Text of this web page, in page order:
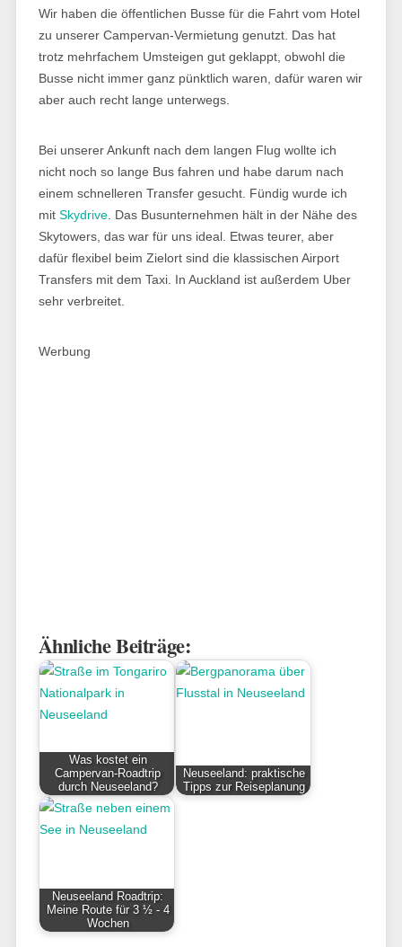
Wir haben die öffentlichen Busse für die Fahrt vom Hotel
zu unserer Campervan-Vermietung genutzt. Das hat
trotz mehrfachem Umsteigen gut geklappt, obwohl die
Busse nicht immer ganz pünktlich waren, dafür waren wir
aber auch recht lange unterwegs.
Bei unserer Ankunft nach dem langen Flug wollte ich
nicht noch so lange Bus fahren und habe darum nach
einem schnelleren Transfer gesucht. Fündig wurde ich
mit Skydrive. Das Busunternehmen hält in der Nähe des
Skytowers, das war für uns ideal. Etwas teurer, aber
dafür flexibel beim Zielort sind die klassischen Airport
Transfers mit dem Taxi. In Auckland ist außerdem Uber
sehr verbreitet.
Werbung
Ähnliche Beiträge:
Was kostet ein
Campervan-Roadtrip
durch Neuseeland?
Neuseeland: praktische
Tipps zur Reiseplanung
Neuseeland Roadtrip:
Meine Route für 3 ½ - 4
Wochen